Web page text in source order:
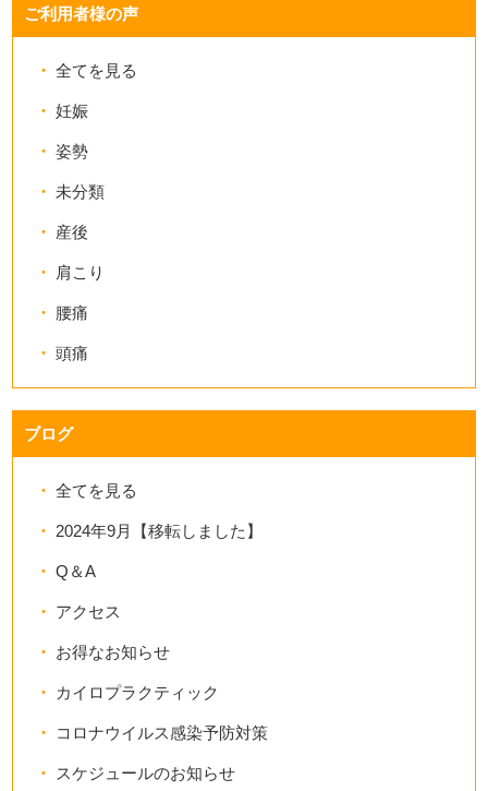
ご利用者様の声
全てを見る
妊娠
姿勢
未分類
産後
肩こり
腰痛
頭痛
ブログ
全てを見る
2024年9月【移転しました】
Q＆A
アクセス
お得なお知らせ
カイロプラクティック
コロナウイルス感染予防対策
スケジュールのお知らせ